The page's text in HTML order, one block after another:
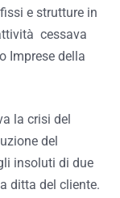
e strutture in
cessava
Imprese della
la crisi del
del
insoluti di due
ditta del cliente.